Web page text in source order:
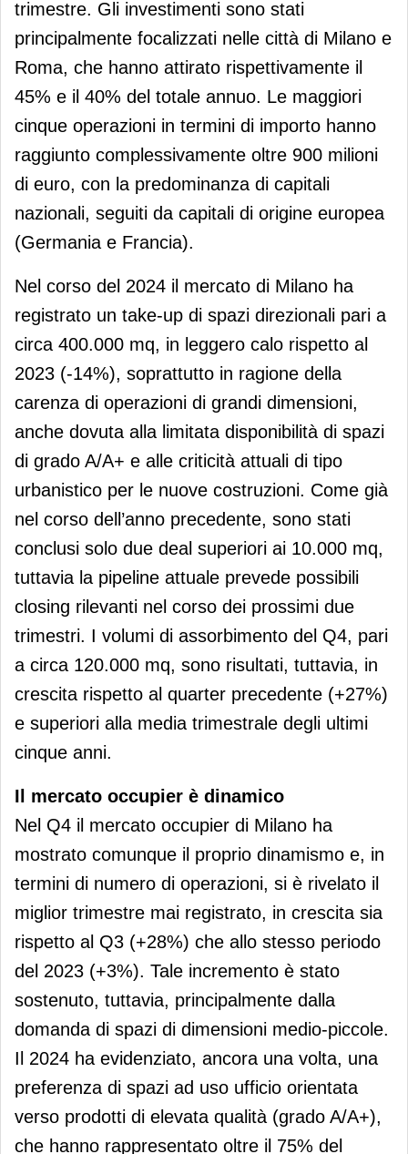
trimestre. Gli investimenti sono stati
principalmente focalizzati nelle città di Milano e
Roma, che hanno attirato rispettivamente il
45% e il 40% del totale annuo. Le maggiori
cinque operazioni in termini di importo hanno
raggiunto complessivamente oltre 900 milioni
di euro, con la predominanza di capitali
nazionali, seguiti da capitali di origine europea
(Germania e Francia).
Nel corso del 2024 il mercato di Milano ha
registrato un take-up di spazi direzionali pari a
circa 400.000 mq, in leggero calo rispetto al
2023 (-14%), soprattutto in ragione della
carenza di operazioni di grandi dimensioni,
anche dovuta alla limitata disponibilità di spazi
di grado A/A+ e alle criticità attuali di tipo
urbanistico per le nuove costruzioni. Come già
nel corso dell’anno precedente, sono stati
conclusi solo due deal superiori ai 10.000 mq,
tuttavia la pipeline attuale prevede possibili
closing rilevanti nel corso dei prossimi due
trimestri. I volumi di assorbimento del Q4, pari
a circa 120.000 mq, sono risultati, tuttavia, in
crescita rispetto al quarter precedente (+27%)
e superiori alla media trimestrale degli ultimi
cinque anni.
Il mercato occupier è dinamico
Nel Q4 il mercato occupier di Milano ha
mostrato comunque il proprio dinamismo e, in
termini di numero di operazioni, si è rivelato il
miglior trimestre mai registrato, in crescita sia
rispetto al Q3 (+28%) che allo stesso periodo
del 2023 (+3%). Tale incremento è stato
sostenuto, tuttavia, principalmente dalla
domanda di spazi di dimensioni medio-piccole.
Il 2024 ha evidenziato, ancora una volta, una
preferenza di spazi ad uso ufficio orientata
verso prodotti di elevata qualità (grado A/A+),
che hanno rappresentato oltre il 75% del